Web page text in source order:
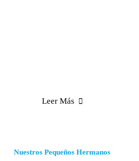
Leer Más
Nuestros Pequeños Hermanos